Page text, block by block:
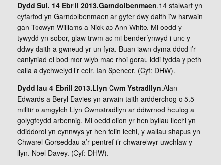
Dydd Sul. 14 Ebrill 2013.Garndolbenmaen.14 stalwart yn
cyfarfod yn Garndolbenmaen ar gyfer dwy daith i’w harwain
gan Tecwyn Williams a Nick ac Ann White. Mi oedd y
tywydd yn sobor, glaw trwm ac mi benderfynwyd i uno y
ddwy daith a gwneud yr un fyra. Buan iawn dyma ddod i’r
canlyniad ei bod mor wlyb mae rhoi gorau iddi fydda y peth
calla a dychwelyd i’r ceir. Ian Spencer. (Cyf: DHW).
Dydd Iau 4 Ebrill 2013.Llyn Cwm Ystradllyn.Alan
Edwards a Beryl Davies yn arwain taith ardderchog o 5.5
milltir o amgylch Llyn Cwmstradllyn ar ddiwrnod heulog a
golygfeydd arbennig. Mi oedd olion yr hen byllau llechi yn
ddiddorol yn cynnwys yr hen felin lechi, y waliau shapus yn
Chwarel Gorseddau a’r pentref i’r chwarelwyr uwchlaw y
llyn. Noel Davey. (Cyf: DHW).